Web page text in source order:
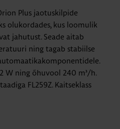
Plus jaotuskilpide
olukordades, kus loomulik
jahutust. Seade aitab
ning tagab stabiilse
W ning õhuvool 240 m³/h.
FL259Z. Kaitseklass